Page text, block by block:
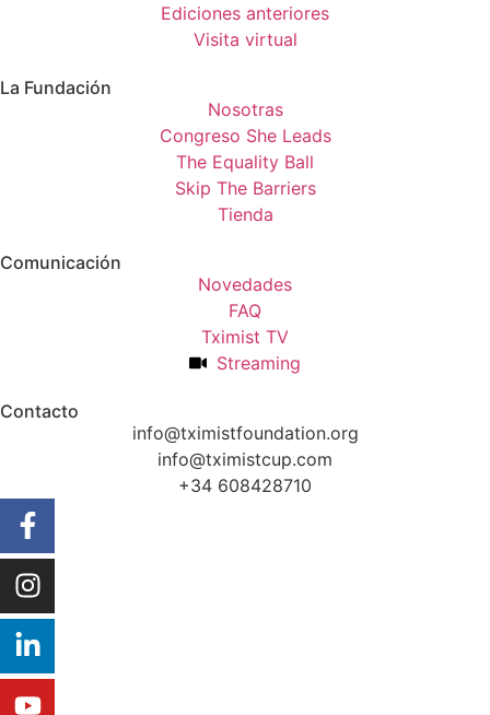
Ediciones anteriores
Visita virtual
La Fundación
Nosotras
Congreso She Leads
The Equality Ball
Skip The Barriers
Tienda
Comunicación
Novedades
FAQ
Tximist TV
Streaming
Contacto
info@tximistfoundation.org
info@tximistcup.com
+34 608428710